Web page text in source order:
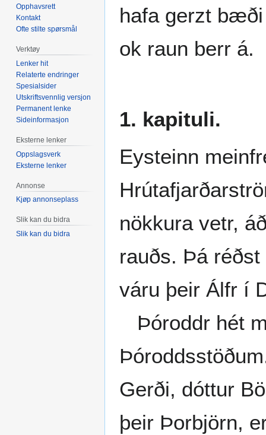
hafa gerzt
ok raun berr á.
1. kapituli.
Eysteinn
nökkura vetr,
rauðs. Þá
váru þeir Álfr í
Þóroddr hét
Gerði, dóttur
þeir Þorbjörn,
Opphavsrett
Kontakt
Ofte stilte spørsmål
Verktøy
Lenker hit
Relaterte endringer
Spesialsider
Utskriftsvennlig versjon
Permanent lenke
Sideinformasjon
Eksterne lenker
Oppslagsverk
Eksterne lenker
Annonse
Kjøp annonseplass
Slik kan du bidra
Slik kan du bidra